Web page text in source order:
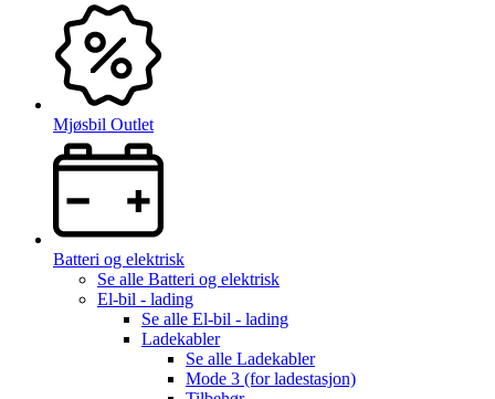
Mjøsbil Outlet
Batteri og elektrisk
Se alle Batteri og elektrisk
El-bil - lading
Se alle El-bil - lading
Ladekabler
Se alle Ladekabler
Mode 3 (for ladestasjon)